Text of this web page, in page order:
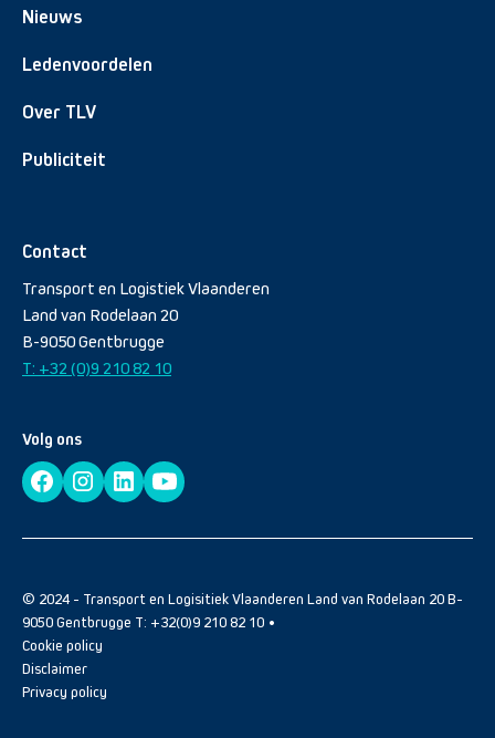
Nieuws
Ledenvoordelen
Over TLV
Publiciteit
Contact
Transport en Logistiek Vlaanderen
Land van Rodelaan 20
B-9050 Gentbrugge
T: +32 (0)9 210 82 10
Volg ons
© 2024 - Transport en Logisitiek Vlaanderen Land van Rodelaan 20 B-
9050 Gentbrugge T: +32(0)9 210 82 10 •
Cookie policy
Disclaimer
Privacy policy